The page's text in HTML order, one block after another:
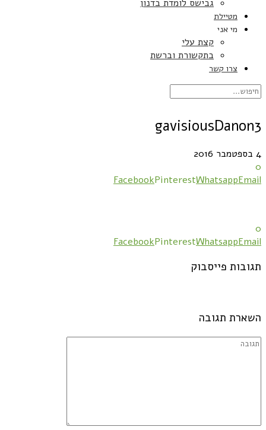
גבישס לומדת בדנון
מטיילת
מי אני
קצת עלי
בתקשורת וברשת
צרו קשר
gavisiousDanon3
4 בספטמבר 2016
0
FacebookPinterestWhatsappEmail
0
FacebookPinterestWhatsappEmail
תגובות פייסבוק
השארת תגובה